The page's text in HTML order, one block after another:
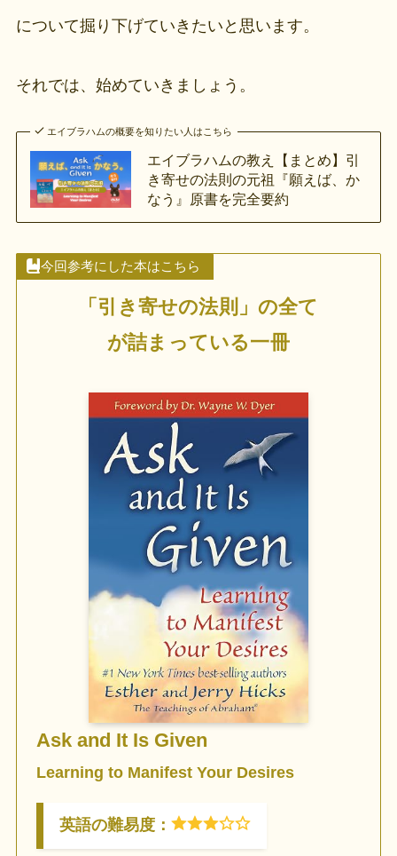
について掘り下げていきたいと思います。
それでは、始めていきましょう。
エイブラハムの概要を知りたい人はこちら
エイブラハムの教え【まとめ】引
き寄せの法則の元祖『願えば、か
なう』原書を完全要約
今回参考にした本はこちら
「引き寄せの法則」の全て
が詰まっている一冊
Ask and It Is Given
Learning to Manifest Your Desires
英語の難易度：